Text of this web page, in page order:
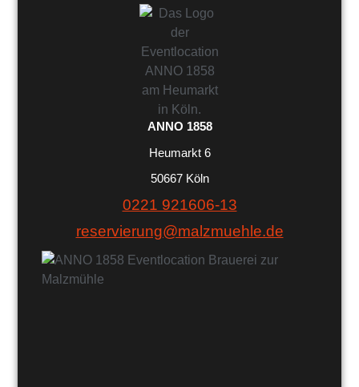
ANNO 1858
Heumarkt 6
50667 Köln
0221 921606-13
reservierung@malzmuehle.de